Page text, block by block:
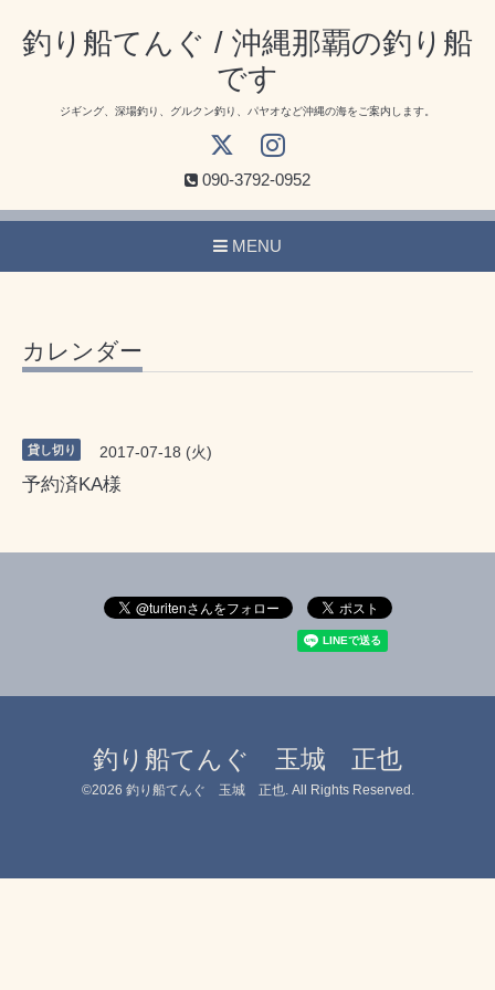
釣り船てんぐ / 沖縄那覇の釣り船
です
ジギング、深場釣り、グルクン釣り、パヤオなど沖縄の海をご案内します。
090-3792-0952
MENU
カレンダー
貸し切り 2017-07-18 (火)
予約済KA様
釣り船てんぐ 玉城 正也
©2026 釣り船てんぐ 玉城 正也. All Rights Reserved.